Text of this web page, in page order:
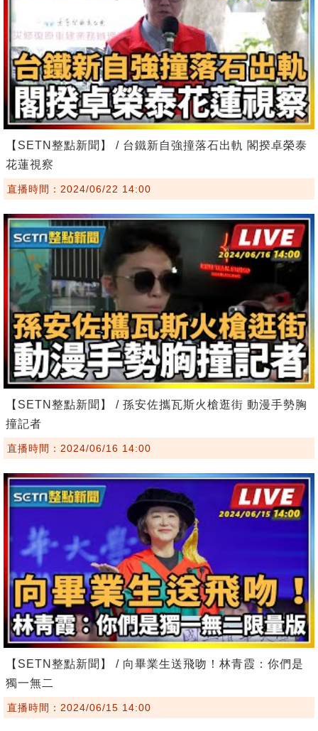
【SETN整點新聞】 / 台鐵新自強撞落石出軌 閣揆卓榮泰
花蓮視察
直播時間：2024/06/22 14:00
【SETN整點新聞】 / 孫安佐攜瓦斯火槍逛街 動漫手勢胸
撞記者
直播時間：2024/06/16 14:00
【SETN整點新聞】 / 向畢業生送飛吻！林青霞：你們是
獨一無二
直播時間：2024/06/15 14:00